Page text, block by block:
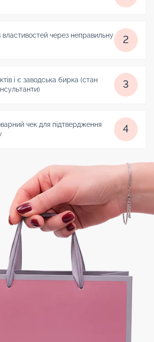
властивостей через неправильну
2
і є заводська бирка (стан
3
чек для підтвердження
4